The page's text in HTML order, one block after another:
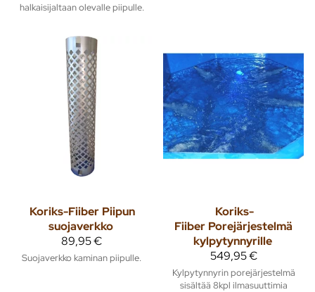
halkaisijaltaan olevalle piipulle.
Koriks-Fiiber Piipun
suojaverkko
89,95 €
Suojaverkko kaminan piipulle.
Koriks-
Fiiber Porejärjestelmä
kylpytynnyrille
549,95 €
Kylpytynnyrin porejärjestelmä
sisältää 8kpl ilmasuuttimia